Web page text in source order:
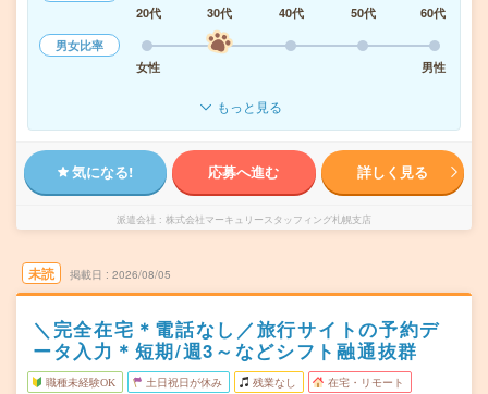
20代
30代 40代 50代
60代
男女比率
女性
男性
もっと見る
気になる! 応募へ進む 詳しく見る
派遣会社 株式会社マーキュリースタッフィング札幌支店
未読 掲載日 2026/08/05
＼完全在宅＊電話なし／旅行サイトの予約デ
ータ入力＊短期/週3～などシフト融通抜群
職種未経験OK 土日祝日が休み 残業なし 在宅・リモート